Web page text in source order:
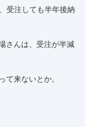
受注しても半年後納
さんは、受注が半減
て来ないとか。